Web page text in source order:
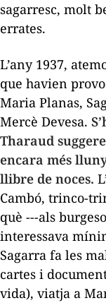
sagarresc, molt
errates.
L’any 1937,
que havien
Maria Planas,
Mercè Devesa.
Tharaud
encara més
llibre de noces.
Cambó, trinco-
què ---als
interessava
Sagarra fa les
cartes i
vida), viatja a